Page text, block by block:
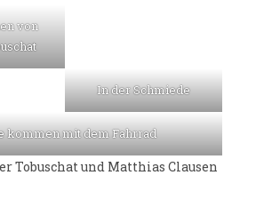
von
In der Schmiede
kommen mit dem Fahrrad
Tobuschat und Matthias Clausen